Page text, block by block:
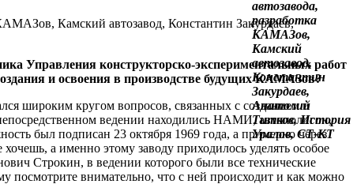
Управления конструкторско-экспериментальных работ
и освоения в производстве будущих КАМАЗов?
широким кругом вопросов, связанных с созданием и
ведении находились НАМИ, автополигон,
был подписан 23 октября 1969 года, а примерно через
а именно этому заводу приходилось уделять особое
Строкин, в ведении которого были все технические
посмотрите внимательно, что с ней происходит и как можно